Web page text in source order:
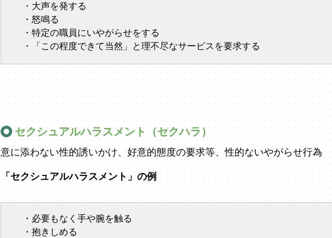
・大声を発する
・怒鳴る
・特定の職員にいやがらせをする
・「この程度できて当然」と理不尽なサービスを要求する
セクシュアルハラスメント（セクハラ）
意に添わない性的誘いかけ、好意的態度の要求等、性的ないやがらせ行為
「セクシュアルハラスメント」の例
・必要もなく手や腕を触る
・抱きしめる